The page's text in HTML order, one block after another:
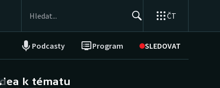
ČT
Podcasty Program SLEDOVAT
NEPŘEHLÉDNĚTE
k tématu